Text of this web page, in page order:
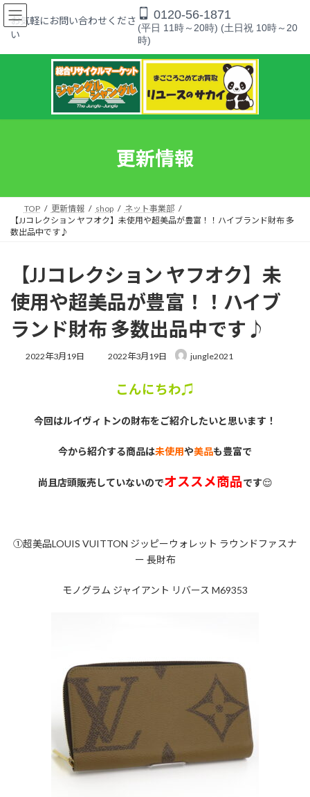
コ
ン
ッ
ナ
ビ
移
お気軽にお問い合わせくださ
い
0120-56-1871
(平日 11時～20時) (土日祝 10時～20
時)
更新情報
TOP 更新情報 shop
ネット事業部
【JJコレクション ヤフオク】未使用や超美品が豊富！！ハイブランド財布 多
数出品中です♪
【JJコレクション ヤフオク】未
使用や超美品が豊富！！ハイブ
ランド財布 多数出品中です♪
2022年3月19日
最
時
2022年3月19日 jungle2021
こんにちわ♫
今回はルイヴィトンの財布をご紹介したいと思います！
今から紹介する商品は未使用や美品も豊富で
尚且店頭販売していないのでオススメ商品です😌
①超美品LOUIS VUITTON ジッピーウォレット ラウンドファスナ
ー 長財布
モノグラム ジャイアント リバース M69353